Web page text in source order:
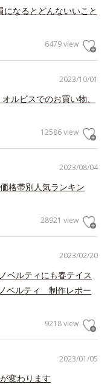
になるとどんないいこと
6479 view
2023/10/01
ルビスでのお買い物、
12586 view
2023/08/04
格帯別人気ランキン
28921 view
2023/02/20
ベルティにも春テイス
ベルティ 制作レポー
9218 view
2023/01/05
変わります